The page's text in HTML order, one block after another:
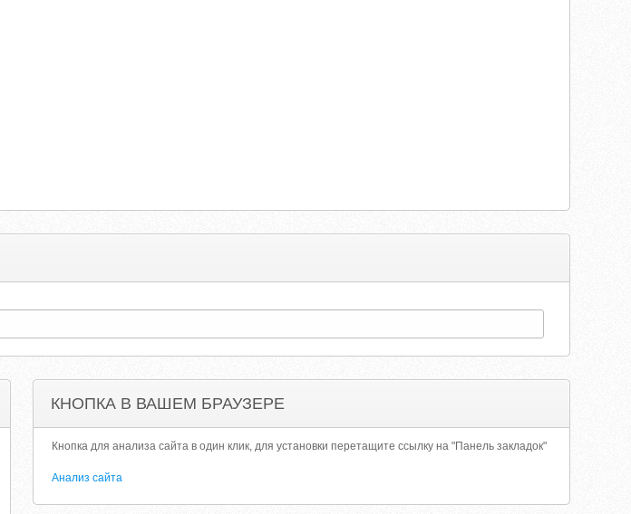
КНОПКА В ВАШЕМ БРАУЗЕРЕ
Кнопка для анализа сайта в один клик, для установки перетащите ссылку на "Панель закладок"
Анализ сайта